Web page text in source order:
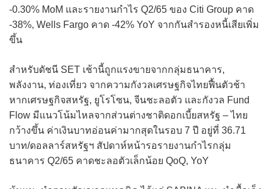
-0.30% MoM และรายงานกำไร Q2/65 ของ Citi Group คาด
-38%, Wells Fargo คาด -42% YoY จากกันสำรองหนี้เสียเพิ่ม
ขึ้น
สำหรับดัชนี SET เช้านี้ถูกแรงขายจากกลุ่มธนาคาร,
พลังงาน, ท่องเที่ยว จากความกังวลเศรษฐกิจไทยฟื้นตัวช้า
หากเศรษฐกิจสหรัฐ, ยูโรโซน, จีนชะลอตัว และกังวล Fund
Flow มีแนวโน้มไหลจากส่วนต่างชาติดอกเบี้ยสหรัฐ – ไทย
กว้างขึ้น ค่าเงินบาทอ่อนค่ามากสุดในรอบ 7 ปี อยู่ที่ 36.71
บาท/ดอลลาร์สหรัฐฯ สัปดาห์หน้ารอรายงานกำไรกลุ่ม
ธนาคาร Q2/65 คาดชะลอตัวเล็กน้อย QoQ, YoY